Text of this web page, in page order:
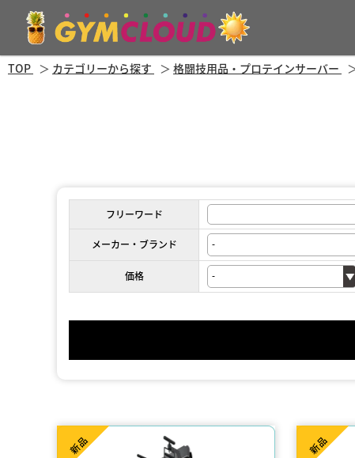
TOP カテゴリーから探す 格闘技用品・プロテインサーバー
フリーワード
メーカー・ブランド
価格
新品 新品